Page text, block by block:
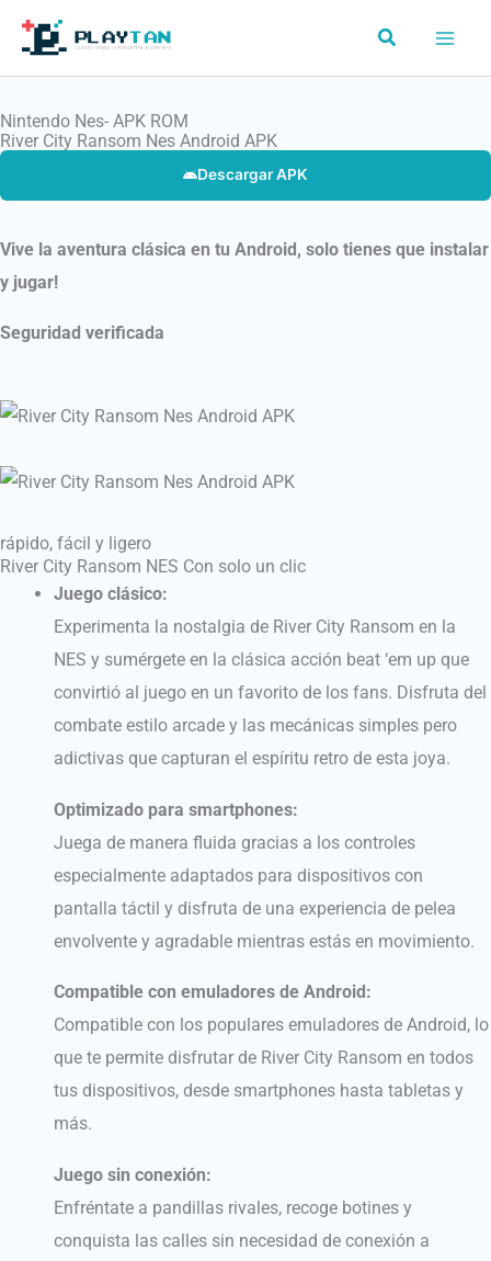
contenido
Buscar
Nintendo Nes- APK ROM
River City Ransom Nes Android APK
Descargar APK
Vive la aventura clásica en tu Android, solo tienes que instalar
y jugar!
Seguridad verificada
rápido, fácil y ligero
River City Ransom NES Con solo un clic
Juego clásico:
Experimenta la nostalgia de River City Ransom en la
NES y sumérgete en la clásica acción beat ‘em up que
convirtió al juego en un favorito de los fans. Disfruta del
combate estilo arcade y las mecánicas simples pero
adictivas que capturan el espíritu retro de esta joya.
Optimizado para smartphones:
Juega de manera fluida gracias a los controles
especialmente adaptados para dispositivos con
pantalla táctil y disfruta de una experiencia de pelea
envolvente y agradable mientras estás en movimiento.
Compatible con emuladores de Android:
Compatible con los populares emuladores de Android, lo
que te permite disfrutar de River City Ransom en todos
tus dispositivos, desde smartphones hasta tabletas y
más.
Juego sin conexión:
Enfréntate a pandillas rivales, recoge botines y
conquista las calles sin necesidad de conexión a